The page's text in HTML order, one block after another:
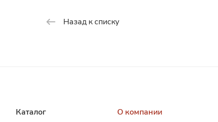
Назад к списку
Каталог О компании